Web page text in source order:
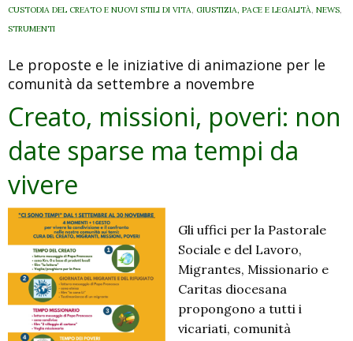
CUSTODIA DEL CREATO E NUOVI STILI DI VITA, GIUSTIZIA, PACE E LEGALITÀ, NEWS,
STRUMENTI
Le proposte e le iniziative di animazione per le
comunità da settembre a novembre
Creato, missioni, poveri: non
date sparse ma tempi da
vivere
Gli uffici per la Pastorale
Sociale e del Lavoro,
Migrantes, Missionario e
Caritas diocesana
propongono a tutti i
vicariati, comunità